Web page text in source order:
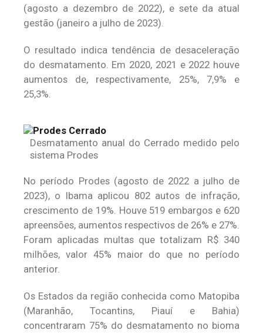
(agosto a dezembro de 2022), e sete da atual
gestão (janeiro a julho de 2023).
O resultado indica tendência de desaceleração
do desmatamento. Em 2020, 2021 e 2022 houve
aumentos de, respectivamente, 25%, 7,9% e
25,3%.
Desmatamento anual do Cerrado medido pelo
sistema Prodes
No período Prodes (agosto de 2022 a julho de
2023), o Ibama aplicou 802 autos de infração,
crescimento de 19%. Houve 519 embargos e 620
apreensões, aumentos respectivos de 26% e 27%.
Foram aplicadas multas que totalizam R$ 340
milhões, valor 45% maior do que no período
anterior.
Os Estados da região conhecida como Matopiba
(Maranhão, Tocantins, Piauí e Bahia)
concentraram 75% do desmatamento no bioma